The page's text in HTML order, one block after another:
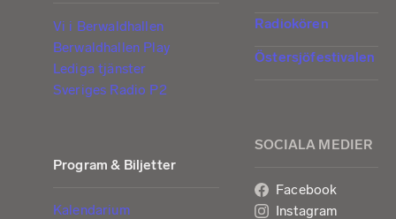
Vi i Berwaldhallen
Berwaldhallen Play
Lediga tjänster
Sveriges Radio P2
Program & Biljetter
Kalendarium
Radiokören
Östersjöfestivalen
SOCIALA MEDIER
Facebook
Instagram